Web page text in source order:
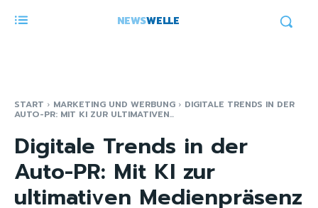
NEWSWELLE
START MARKETING UND WERBUNG DIGITALE TRENDS IN DER
AUTO-PR: MIT KI ZUR ULTIMATIVEN...
Digitale Trends in der
Auto-PR: Mit KI zur
ultimativen Medienpräsenz